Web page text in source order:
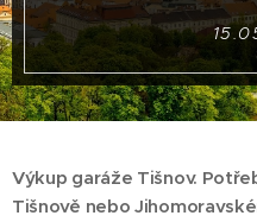
Výkup garáže Tišnov.
Tišnově nebo